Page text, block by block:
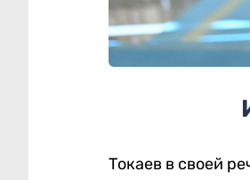
Токаев в своей